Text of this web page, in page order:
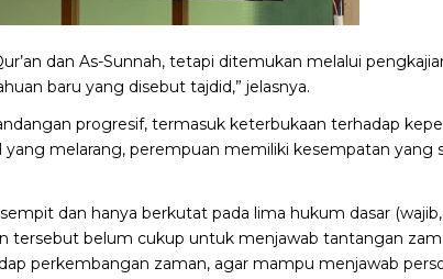
dan As-Sunnah, tetapi ditemukan melalui
baru yang disebut tajdid,” jelasnya.
progresif, termasuk keterbukaan terhadap
yang melarang, perempuan memiliki kesempatan yang
dan hanya berkutat pada lima hukum dasar
tersebut belum cukup untuk menjawab tantangan
perkembangan zaman, agar mampu menjawab